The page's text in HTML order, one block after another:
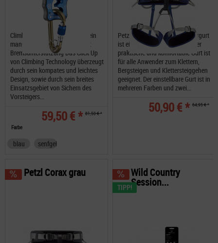
Climbing Technology Click Up ein
manuelles Sicherungsgerät mit
Bremsunterstützung Das Click Up
von Climbing Technology überzeugt
durch sein kompates und leichtes
Design, sowie durch sein breites
Einsatzsgebiet von Sichern des
Vorsteigers...
59,50 € * 81,50 € *
Farbe
blau senfgelb
Petzl Corax Der CORAX- Klettergurt
ist ein echtes Allroundgenie: Der
praktische und komfortable Gurt ist
für alle Anwender zum Klettern,
Bergsteigen und Klettersteiggehen
geeignet. Der einstellbare Gurt ist in
mehreren Farben und zwei...
50,90 € * 64,95 € *
Petzl Corax grau
TIPP!
Wild Country
Session...